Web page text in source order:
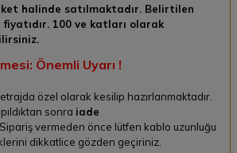
halinde satılmaktadır. Belirtilen
100 ve katları olarak
Önemli Uyarı !
özel olarak kesilip hazırlanmaktadır.
sonra iade
Sipariş vermeden önce lütfen kablo uzunluğu
dikkatlice gözden geçiriniz.